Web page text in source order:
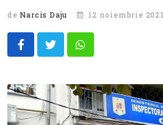
de Narcis Daju 12 noiembrie 2021
Whatsapp